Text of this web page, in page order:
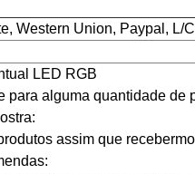
Western Union, Paypal, L/C
LED RGB
para alguma quantidade de
assim que